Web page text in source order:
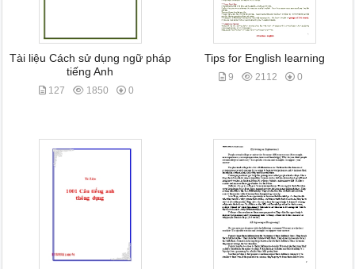
Tài liệu Cách sử dụng ngữ pháp
tiếng Anh
127 1850 0
Tips for English learning
9 2112 0